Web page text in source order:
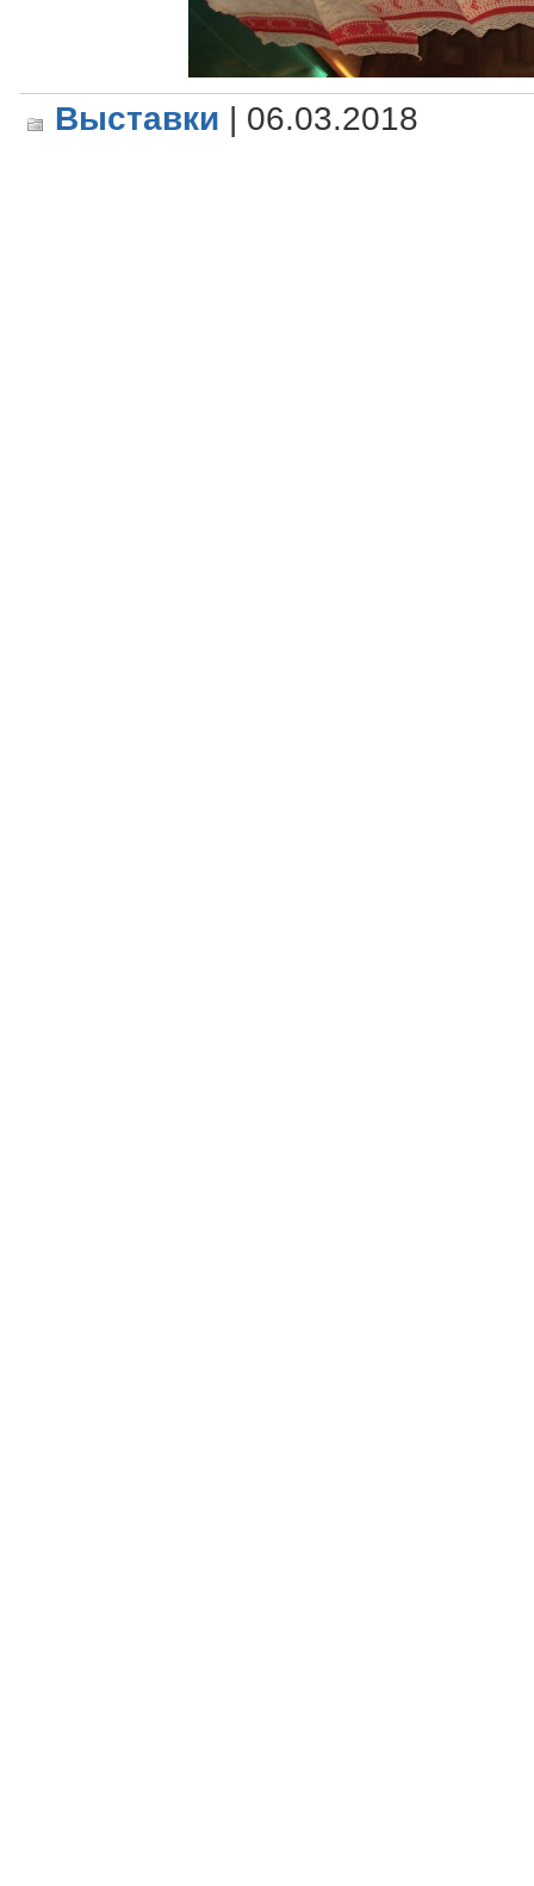
Выставки | 06.03.2018